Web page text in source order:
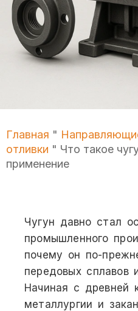
Главная "
отливки " Что такое
применение
Чугун давно стал
промышленного
почему он по-
передовых сплавов
Начиная с древней
металлургии и